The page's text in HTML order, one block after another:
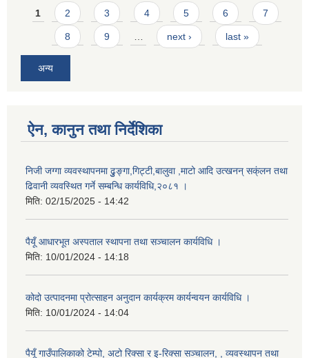
Pages
1 2 3 4 5 6 7
8 9 next › last »
अन्य
ऐन, कानुन तथा निर्देशिका
निजी जग्गा व्यवस्थापनमा ढुुङ्गा,गिट्टी,बालुवा ,माटो आदि उत्खनन् सक्ंलन तथा
ढिवानी व्यवस्थित गर्ने सम्बन्धि कार्यविधि,२०८१ ।
मिति: 02/15/2025 - 14:42
पैयूँ आधारभूत अस्पताल स्थापना तथा सञ्चालन कार्यविधि ।
मिति: 10/01/2024 - 14:18
कोदो उत्पादनमा प्रोत्साहन अनुदान कार्यक्रम कार्यन्वयन कार्यविधि ।
मिति: 10/01/2024 - 14:04
पैयूँ गाउँपालिकाको टेम्पो, अटो रिक्सा र इ-रिक्सा सञ्चालन, , व्यवस्थापन तथा